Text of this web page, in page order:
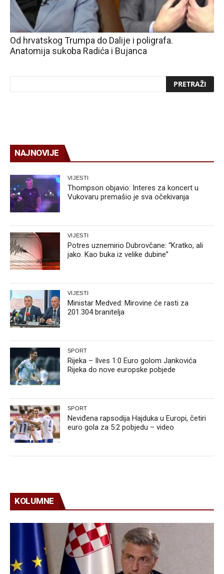
Od hrvatskog Trumpa do Dalije i poligrafa.
Anatomija sukoba Radića i Bujanca
NAJNOVIJE
VIJESTI
Thompson objavio: Interes za koncert u
Vukovaru premašio je sva očekivanja
VIJESTI
Potres uznemirio Dubrovčane: “Kratko, ali
jako. Kao buka iz velike dubine”
VIJESTI
Ministar Medved: Mirovine će rasti za
201.304 branitelja
SPORT
Rijeka – Ilves 1:0 Euro golom Jankovića
Rijeka do nove europske pobjede
SPORT
Neviđena rapsodija Hajduka u Europi, četiri
euro gola za 5:2 pobjedu – video
KOLUMNE